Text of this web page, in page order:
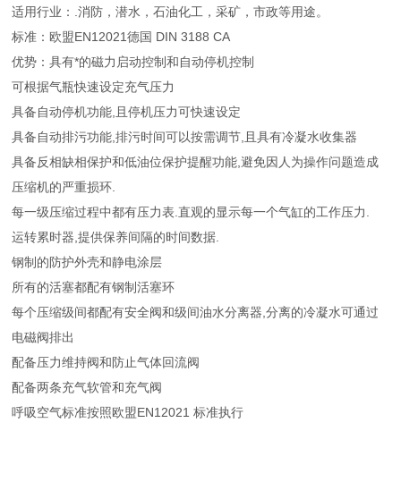
适用行业：.消防，潜水，石油化工，采矿，市政等用途。
标准：欧盟EN12021德国 DIN 3188 CA
优势：具有*的磁力启动控制和自动停机控制
可根据气瓶快速设定充气压力
具备自动停机功能,且停机压力可快速设定
具备自动排污功能,排污时间可以按需调节,且具有冷凝水收集器
具备反相缺相保护和低油位保护提醒功能,避免因人为操作问题造成
压缩机的严重损环.
每一级压缩过程中都有压力表.直观的显示每一个气缸的工作压力.
运转累时器,提供保养间隔的时间数据.
钢制的防护外壳和静电涂层
所有的活塞都配有钢制活塞环
每个压缩级间都配有安全阀和级间油水分离器,分离的冷凝水可通过
电磁阀排出
配备压力维持阀和防止气体回流阀
配备两条充气软管和充气阀
呼吸空气标准按照欧盟EN12021 标准执行